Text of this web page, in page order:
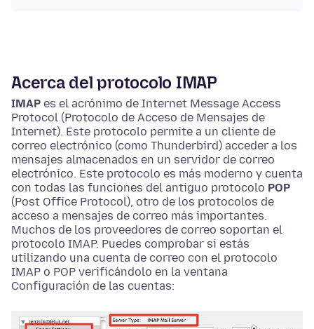
Acerca del protocolo IMAP
IMAP es el acrónimo de Internet Message Access
Protocol (Protocolo de Acceso de Mensajes de
Internet). Este protocolo permite a un cliente de
correo electrónico (como Thunderbird) acceder a los
mensajes almacenados en un servidor de correo
electrónico. Este protocolo es más moderno y cuenta
con todas las funciones del antiguo protocolo POP
(Post Office Protocol), otro de los protocolos de
acceso a mensajes de correo más importantes.
Muchos de los proveedores de correo soportan el
protocolo IMAP. Puedes comprobar si estás
utilizando una cuenta de correo con el protocolo
IMAP o POP verificándolo en la ventana
Configuración de las cuentas: